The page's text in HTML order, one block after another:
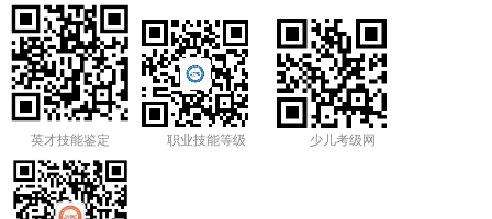
英才技能鉴定 职业技能等级 少儿考级网